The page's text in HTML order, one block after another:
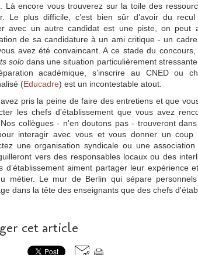
Là encore vous trouverez sur la toile des
Le plus difficile, c’est bien sûr d’avoir du
avec un autre candidat est une piste, on peut
de sa candidature à un ami critique - un
avez été convaincant. A ce stade du
solo dans une situation particulièrement
académique, s’inscrire au CNED ou
(Educadre) est un incontestable atout.
pris la peine de faire des entretiens et que
les chefs d'établissement que vous avez
collègues - n'en doutons pas - trouveront
interagir avec vous et vous donner un coup
une organisation syndicale ou une
vers des responsables locaux ou des
d’établissement aiment partager leur expérience
métier. Le mur de Berlin qui sépare
dans la tête des enseignants que des chefs
cet article